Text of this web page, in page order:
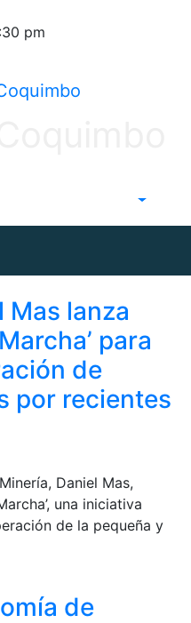
pm
Mas lanza
para
de
por recientes
Daniel Mas,
una iniciativa
de la pequeña y
de